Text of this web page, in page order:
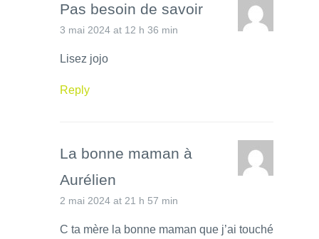
Pas besoin de savoir
3 mai 2024 at 12 h 36 min
Lisez jojo
Reply
La bonne maman à
Aurélien
2 mai 2024 at 21 h 57 min
C ta mère la bonne maman que j’ai touché